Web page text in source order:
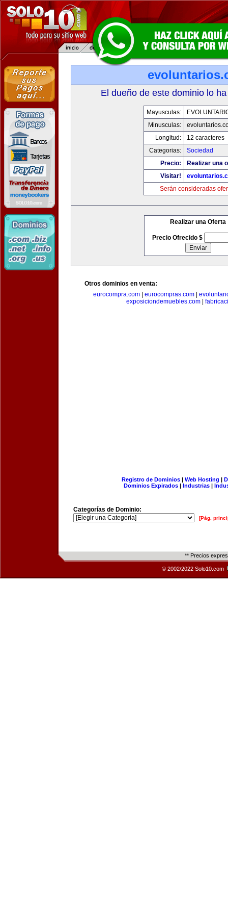
El dueño de este dominio lo
Mayusculas:
Minusculas:
Longitud:
12 caracteres
Categorias:
Sociedad
Precio:
Realizar una
Visitar!
Serán consideradas
Realizar una Oferta
Precio Ofrecido $
Otros dominios en venta:
eurocompra.com| eurocompras.com|
exposiciondemuebles.com|
Registro de Dominios| Web Hosting |
Dominios Expirados | Industrias |
Categorías de Dominio:
[Pág.
** Precios
© 2002/2022 Solo10.com